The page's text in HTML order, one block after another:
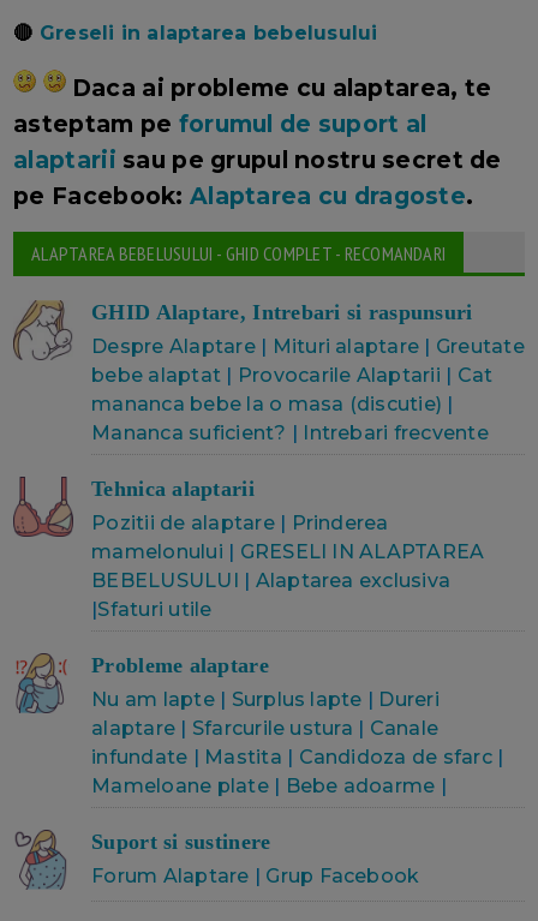
🔴 Greseli in alaptarea bebelusului
Daca ai probleme cu alaptarea, te
asteptam pe forumul de suport al
alaptarii sau pe grupul nostru secret de
pe Facebook: Alaptarea cu dragoste.
ALAPTAREA BEBELUSULUI - GHID COMPLET - RECOMANDARI
GHID Alaptare, Intrebari si raspunsuri
Despre Alaptare| Mituri alaptare | Greutate
bebe alaptat | Provocarile Alaptarii | Cat
mananca bebe la o masa (discutie) |
Mananca suficient? | Intrebari frecvente
Tehnica alaptarii
Pozitii de alaptare| Prinderea
mamelonului | GRESELI IN ALAPTAREA
BEBELUSULUI | Alaptarea exclusiva
|Sfaturi utile
Probleme alaptare
Nu am lapte| Surplus lapte | Dureri
alaptare | Sfarcurile ustura | Canale
infundate | Mastita | Candidoza de sfarc|
Mameloane plate| Bebe adoarme |
Suport si sustinere
Forum Alaptare | Grup Facebook